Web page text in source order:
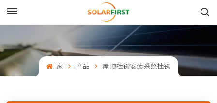
English
Français
家 产品 屋顶挂钩安装系统挂钩